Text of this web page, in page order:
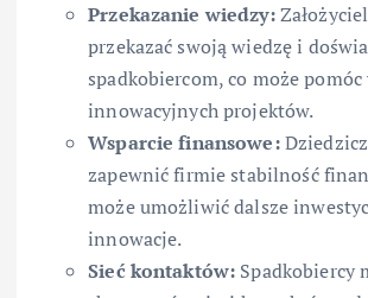
Przekazanie wiedzy:
przekazać swoją wiedzę i
spadkobiercom, co może
innowacyjnych projektów.
Wsparcie finansowe:
zapewnić firmie stabilność
może umożliwić dalsze
innowacje.
Sieć kontaktów: Spadkobiercy